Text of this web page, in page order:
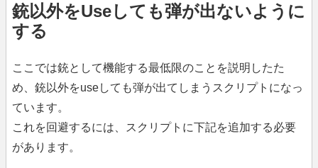
銃以外をUseしても弾が出ないように
する
ここでは銃として機能する最低限のことを説明したた
め、銃以外をuseしても弾が出てしまうスクリプトになっ
ています。
これを回避するには、スクリプトに下記を追加する必要
があります。